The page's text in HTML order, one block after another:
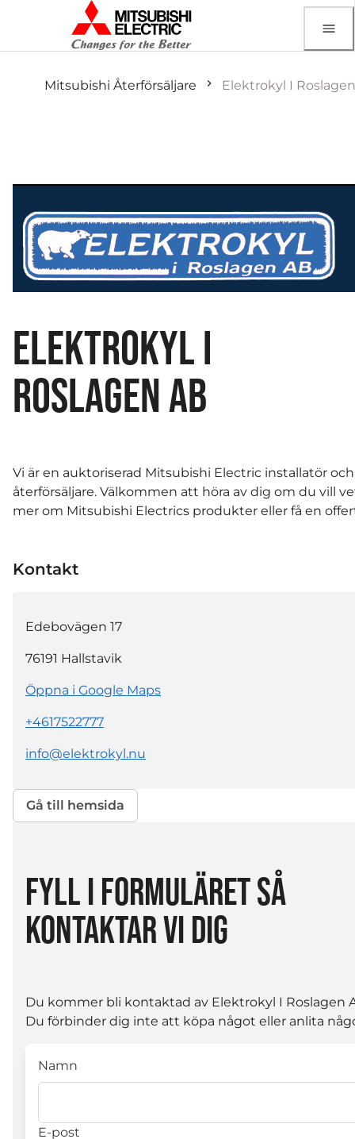
Mitsubishi Återförsäljare Elektrokyl I
ELEKTROKYL I
ROSLAGEN AB
Vi är en auktoriserad Mitsubishi Electric installatör och
återförsäljare. Välkommen att höra av dig om du vill
mer om Mitsubishi Electrics produkter eller få en
Kontakt
Edebovägen 17
76191 Hallstavik
Öppna i Google Maps
+4617522777
info@elektrokyl.nu
Gå till hemsida
FYLL I FORMULÄRET SÅ
KONTAKTAR VI DIG
Du kommer bli kontaktad av Elektrokyl I Roslagen
Du förbinder dig inte att köpa något eller anlita
Namn
E-post